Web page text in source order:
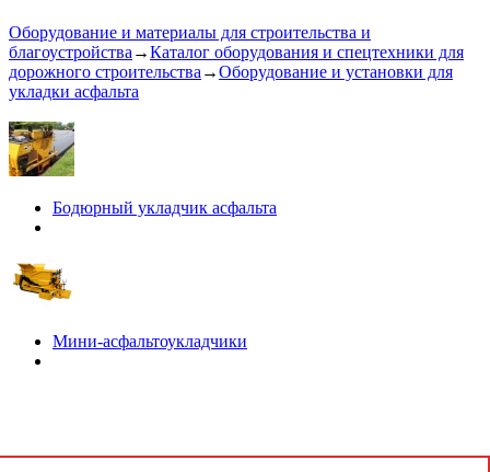
Оборудование и материалы для строительства и
благоустройства →Каталог оборудования и спецтехники для
дорожного строительства →Оборудование и установки для
укладки асфальта
Бодюрный укладчик асфальта
Мини-асфальтоукладчики